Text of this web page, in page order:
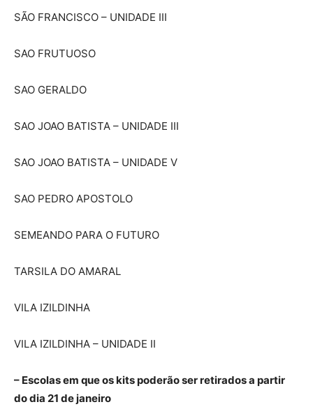
SÃO FRANCISCO – UNIDADE III
SAO FRUTUOSO
SAO GERALDO
SAO JOAO BATISTA – UNIDADE III
SAO JOAO BATISTA – UNIDADE V
SAO PEDRO APOSTOLO
SEMEANDO PARA O FUTURO
TARSILA DO AMARAL
VILA IZILDINHA
VILA IZILDINHA – UNIDADE II
– Escolas em que os kits poderão ser retirados a partir
do dia 21 de janeiro